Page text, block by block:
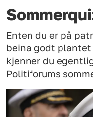
Enten du er på
beina godt
kjenner du
Politiforums